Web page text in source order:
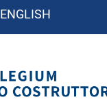
ENGLISH